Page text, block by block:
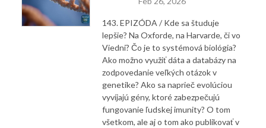
143. EPIZÓDA / Kde sa študuje
lepšie? Na Oxforde, na Harvarde, či vo
Viedni? Čo je to systémová biológia?
Ako možno využiť dáta a databázy na
zodpovedanie veľkých otázok v
genetike? Ako sa naprieč evolúciou
vyvíjajú gény, ktoré zabezpečujú
fungovanie ľudskej imunity? O tom
všetkom, ale aj o tom ako publikovať v